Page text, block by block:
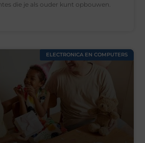
die je als ouder kunt opbouwen.
ELECTRONICA EN COMPUTERS